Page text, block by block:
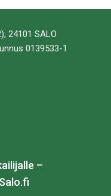
24101 SALO
0139533-1
–